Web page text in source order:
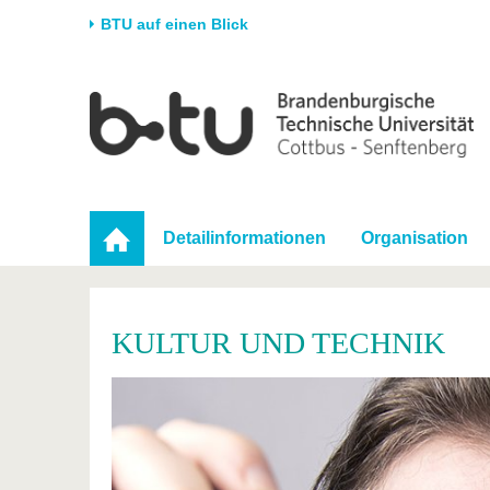
BTU auf einen Blick
Universität
Karriere & Engagement
Partnerschaften &
Strukturwandel
Forschung
Förderung
Wissenschaftlicher
Nachwuchs
Im
Detailinformationen Organisation
KULTUR UND TECHNIK